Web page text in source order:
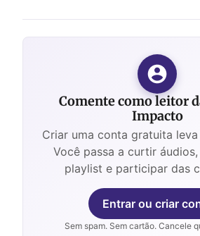
Comente como leitor
Impacto
Criar uma conta gratuita
Você passa a curtir
playlist e participar das
Entrar ou criar
Sem spam. Sem cartão. Cancele